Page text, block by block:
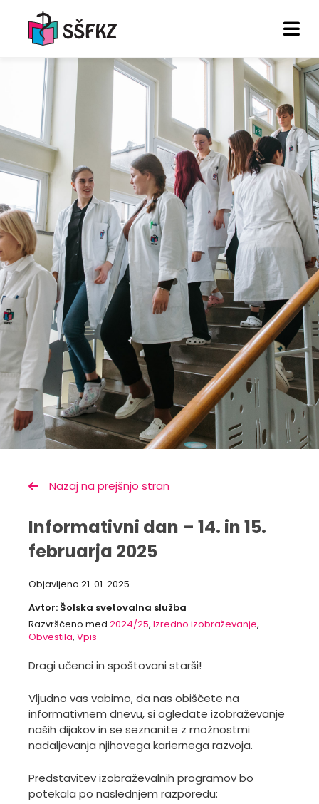
Nazaj na prejšnjo stran
Informativni dan – 14. in 15.
februarja 2025
Objavljeno 21. 01. 2025
Avtor: Šolska svetovalna služba
Razvrščeno med 2024/25, Izredno izobraževanje,
Obvestila, Vpis
Dragi učenci in spoštovani starši!
Vljudno vas vabimo, da nas obiščete na
informativnem dnevu, si ogledate izobraževanje
naših dijakov in se seznanite z možnostmi
nadaljevanja njihovega kariernega razvoja.
Predstavitev izobraževalnih programov bo
potekala po naslednjem razporedu: